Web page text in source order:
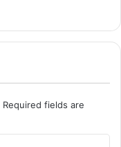
Required fields are